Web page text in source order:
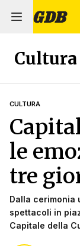
Cultura
CULTURA
le
tre
Dalla
spettacoli in
Capitale della